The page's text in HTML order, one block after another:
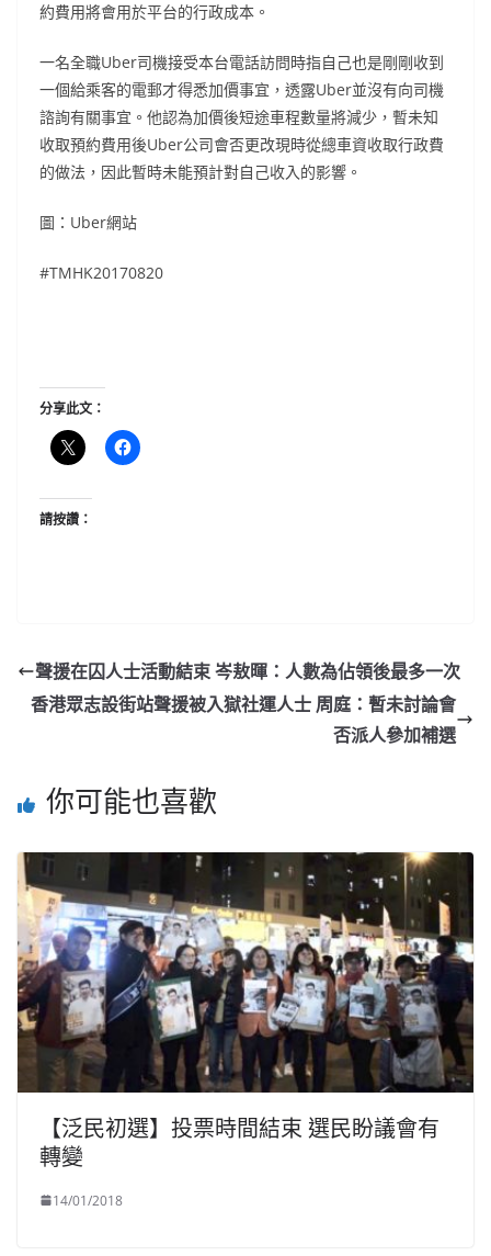
約費用將會用於平台的行政成本。
一名全職Uber司機接受本台電話訪問時指自己也是剛剛收到
一個給乘客的電郵才得悉加價事宜，透露Uber並沒有向司機
諮詢有關事宜。他認為加價後短途車程數量將減少，暫未知
收取預約費用後Uber公司會否更改現時從總車資收取行政費
的做法，因此暫時未能預計對自己收入的影響。
圖：Uber網站
#TMHK20170820
分享此文：
請按讚：
聲援在囚人士活動結束 岑敖暉：人數為佔領後最多一次
香港眾志設街站聲援被入獄社運人士 周庭：暫未討論會
否派人參加補選
你可能也喜歡
【泛民初選】投票時間結束 選民盼議會有
轉變
14/01/2018